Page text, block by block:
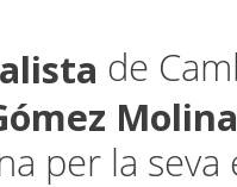
de
Molina
per la